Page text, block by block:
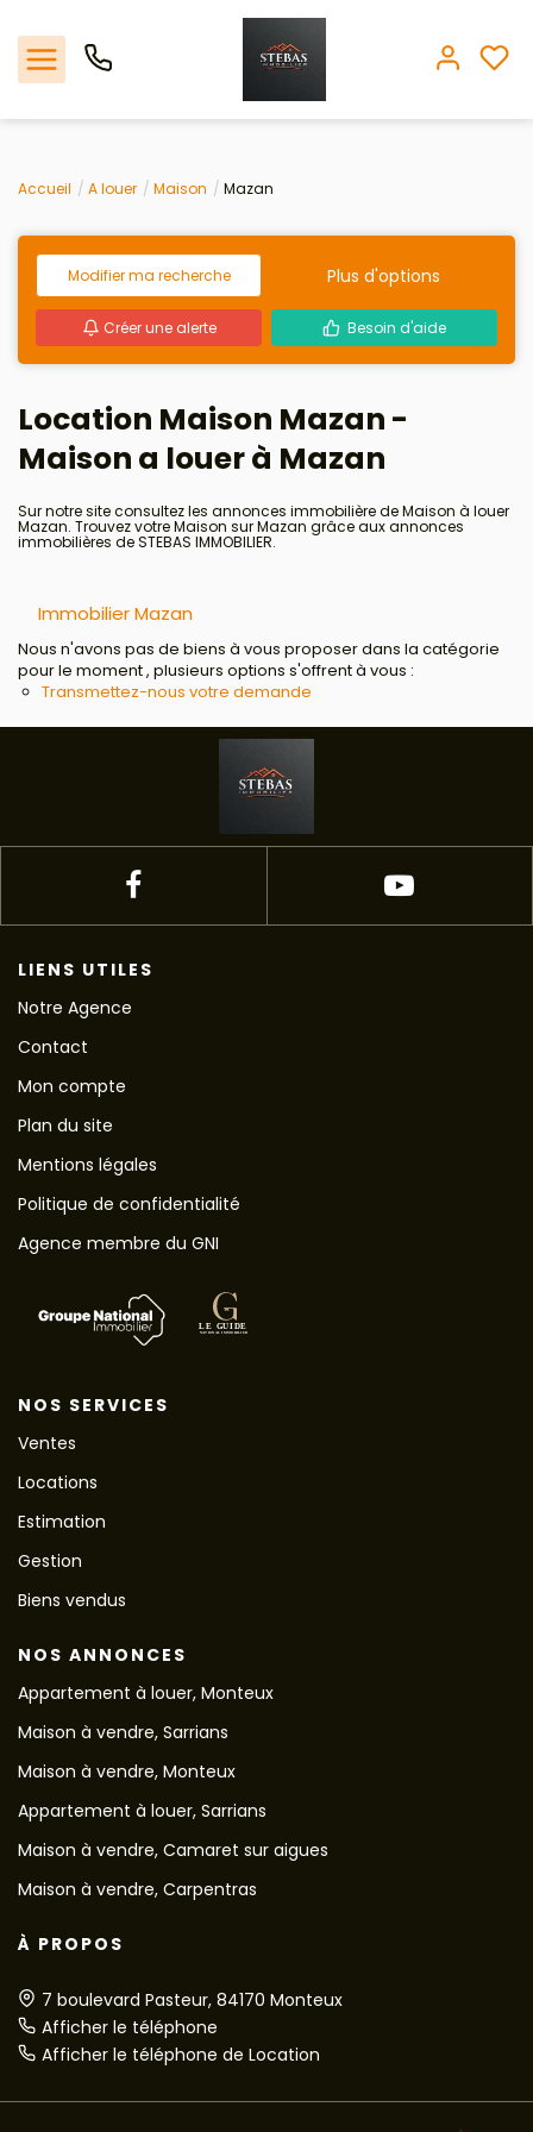
Nos offres
L'agence
Biens vendus
Espace client
Estimation
Avis clients
Accueil A louer Maison Mazan
Modifier ma recherche Plus d'options
Créer une alerte Besoin d'aide
Location Maison Mazan -
Maison a louer à Mazan
Sur notre site consultez les annonces immobilière de Maison à louer
Mazan. Trouvez votre Maison sur Mazan grâce aux annonces
immobilières de STEBAS IMMOBILIER.
Immobilier Mazan
Nous n'avons pas de biens à vous proposer dans la catégorie
pour le moment , plusieurs options s'offrent à vous :
Transmettez-nous votre demande
LIENS UTILES
Notre Agence
Contact
Mon compte
Plan du site
Mentions légales
Politique de confidentialité
Agence membre du GNI
NOS SERVICES
Ventes
Locations
Estimation
Gestion
Biens vendus
NOS ANNONCES
Appartement à louer, Monteux
Maison à vendre, Sarrians
Maison à vendre, Monteux
Appartement à louer, Sarrians
Maison à vendre, Camaret sur aigues
Maison à vendre, Carpentras
À PROPOS
7 boulevard Pasteur, 84170 Monteux
Afficher le téléphone
Afficher le téléphone de Location